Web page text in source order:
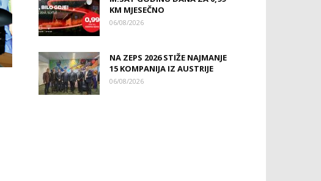
KM MJESEČNO
06/08/2026
NA ZEPS 2026 STIŽE NAJMANJE
15 KOMPANIJA IZ AUSTRIJE
06/08/2026